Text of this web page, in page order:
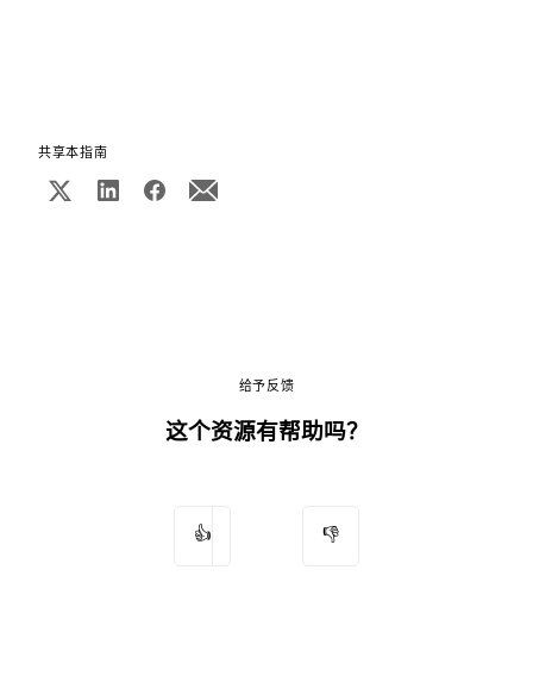
共享本指南
给予反馈
这个资源有帮助吗？
👍 👎